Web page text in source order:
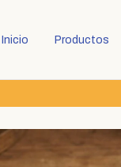
Inicio Productos